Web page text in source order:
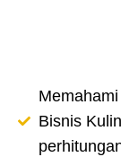
Bisnis